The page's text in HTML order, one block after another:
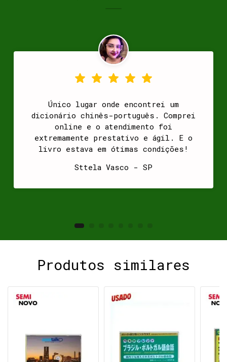
Único lugar onde encontrei um
dicionário chinês-português. Comprei
online e o atendimento foi
extremamente prestativo e ágil. E o
livro estava em ótimas condições!
Sttela Vasco - SP
Produtos similares